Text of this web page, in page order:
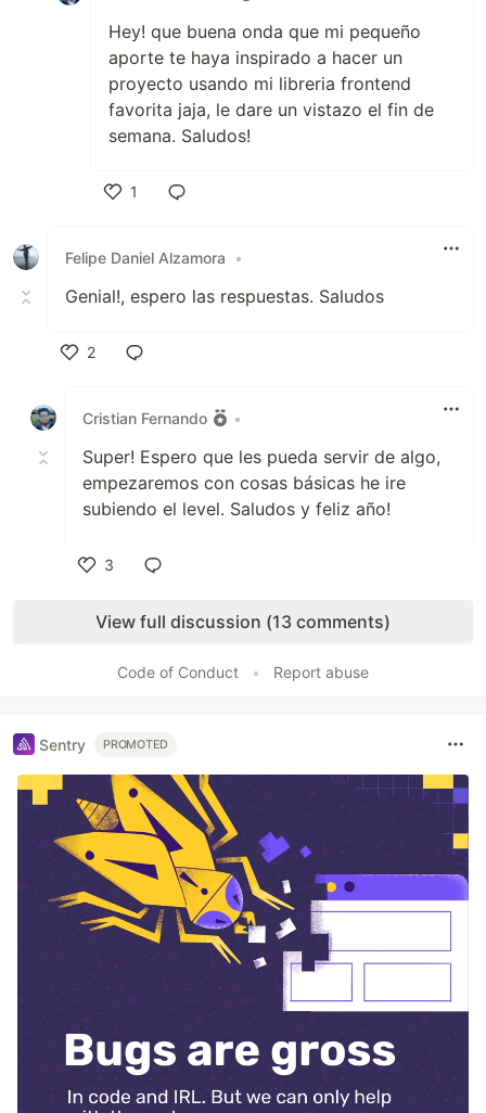
Hey! que buena onda que mi pequeño
aporte te haya inspirado a hacer un
proyecto usando mi libreria frontend
favorita jaja, le dare un vistazo el fin de
semana. Saludos!
1
Felipe Daniel Alzamora
•
Genial!, espero las respuestas. Saludos
2
Cristian Fernando
•
Super! Espero que les pueda servir de algo,
empezaremos con cosas básicas he ire
subiendo el level. Saludos y feliz año!
3
View full discussion (13 comments)
Code of Conduct • Report abuse
Sentry PROMOTED